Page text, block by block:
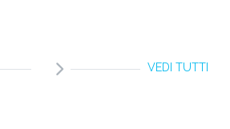
VEDI TUTTI